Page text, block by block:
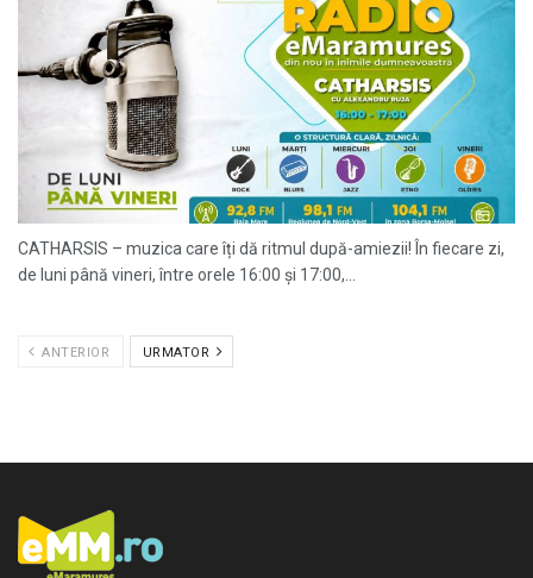
CATHARSIS – muzica care îți dă ritmul după-amiezii! În fiecare zi,
de luni până vineri, între orele 16:00 și 17:00,...
ANTERIOR URMATOR